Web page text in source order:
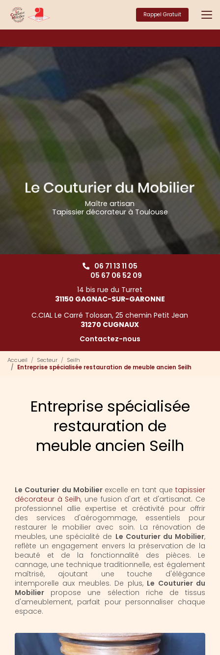
contenu
principal
Rappel Gratuit
Maître artisan
Tapissier décorateur à Toulouse
06 71 13 11 05
05 67 06 52 09
14 bis rue du Turret
31150 GAGNAC-SUR-GARONNE
C.CIAL Le Carré Tolosan, 25 chemin Petit Jean
31270 CUGNAUX
Contactez-nous
Accueil Secteur
Seilh
Entreprise spécialisée restauration de meuble ancien Seilh
Entreprise spécialisée
restauration de
meuble ancien Seilh
Le Couturier du Mobilier excelle en tant que tapissier
décorateur à Seilh, une fusion d'art et d'artisanat. Ce
professionnel allie expertise et créativité pour offrir
des services d'aérogommage, essentiels pour
restaurer le mobilier avec soin. La rénovation de
meubles, une spécialité de Le Couturier du Mobilier,
reflète un engagement envers la préservation de la
beauté et de la fonctionnalité des pièces. Le
cannage, une technique traditionnelle, est également
maîtrisé, ajoutant une touche d'élégance
intemporelle aux meubles. De plus, Le Couturier du
Mobilier propose une sélection riche de tissus
d'ameublement, parfait pour personnaliser chaque
espace.